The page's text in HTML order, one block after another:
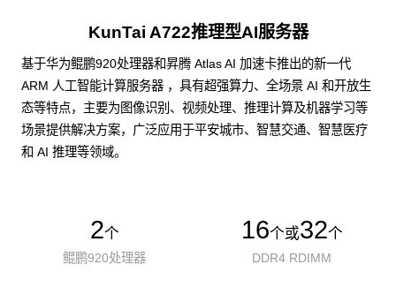
KunTai A722推理型AI服务器
基于华为鲲鹏920处理器和昇腾 Atlas AI 加速卡推出的新一代
ARM 人工智能计算服务器 ，具有超强算力、全场景 AI 和开放生
态等特点，主要为图像识别、视频处理、推理计算及机器学习等
场景提供解决方案，广泛应用于平安城市、智慧交通、智慧医疗
和 AI 推理等领域。
2个
鲲鹏920处理器
16个或32个
DDR4 RDIMM